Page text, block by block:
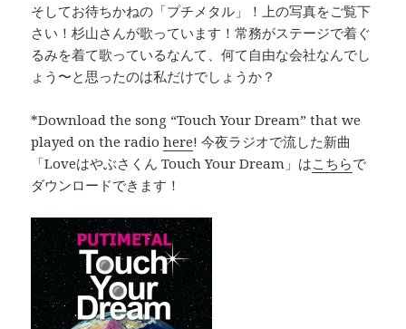
そしてお待ちかねの「プチメタル」！上の写真をご覧下
さい！杉山さんが歌っています！常務がステージで着ぐ
るみを着て歌っているなんて、何て自由な会社なんでし
ょう〜と思ったのは私だけでしょうか？
*Download the song “Touch Your Dream” that we
played on the radiohere! 今夜ラジオで流した新曲
「Loveはやぶさくん Touch Your Dream」はこちらで
ダウンロードできます！